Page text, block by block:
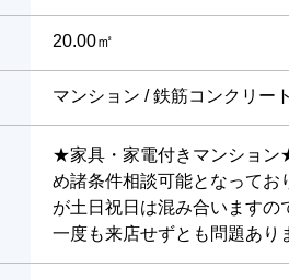
20.00㎡
マンション / 鉄筋コンクリート
★家具・家電付きマンション
め諸条件相談可能となってお
が土日祝日は混み合いますの
一度も来店せずとも問題あり